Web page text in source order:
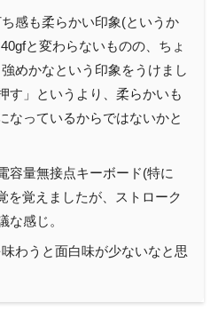
感も柔らかい印象(というか
と変わらないものの、ちょ
めかなという印象をうけまし
す」というより、柔らかいも
なっているからではないかと
容量無接点キーボード(特に
を覚えましたが、ストローク
な感じ。
わうと面白味が少ないなと思